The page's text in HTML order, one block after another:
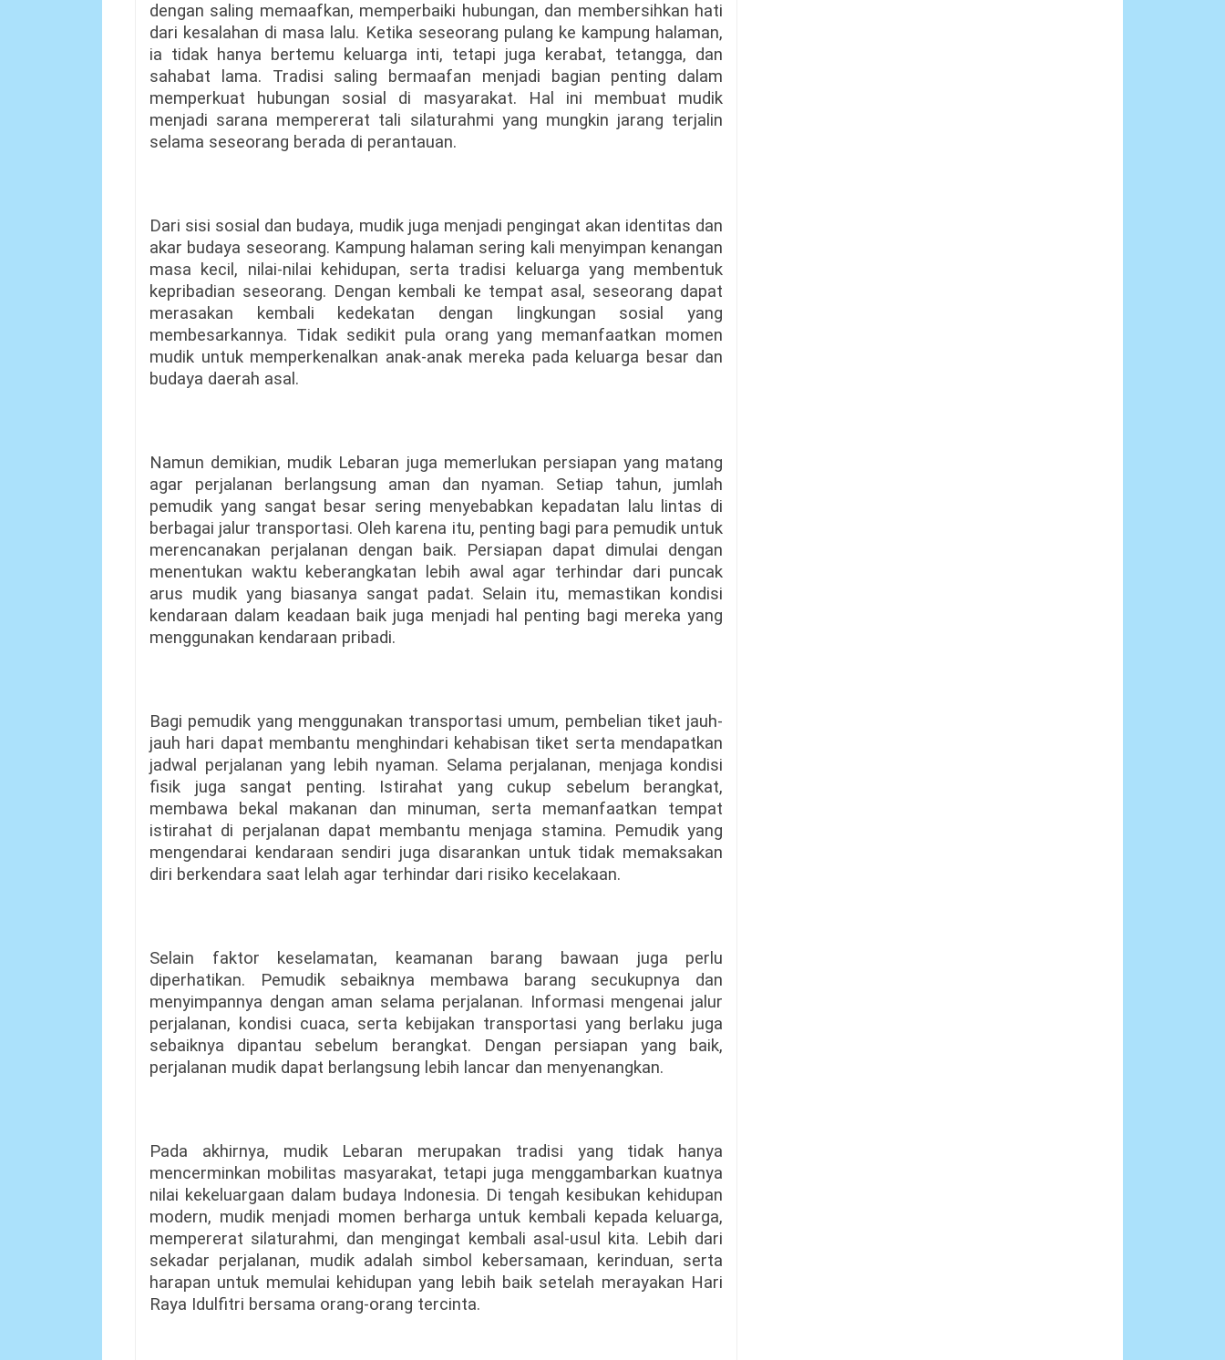
dengan saling memaafkan, memperbaiki hubungan, dan membersihkan hati
dari kesalahan di masa lalu. Ketika seseorang pulang ke kampung halaman,
ia tidak hanya bertemu keluarga inti, tetapi juga kerabat, tetangga, dan
sahabat lama. Tradisi saling bermaafan menjadi bagian penting dalam
memperkuat hubungan sosial di masyarakat. Hal ini membuat mudik
menjadi sarana mempererat tali silaturahmi yang mungkin jarang terjalin
selama seseorang berada di perantauan.
Dari sisi sosial dan budaya, mudik juga menjadi pengingat akan identitas dan
akar budaya seseorang. Kampung halaman sering kali menyimpan kenangan
masa kecil, nilai-nilai kehidupan, serta tradisi keluarga yang membentuk
kepribadian seseorang. Dengan kembali ke tempat asal, seseorang dapat
merasakan kembali kedekatan dengan lingkungan sosial yang
membesarkannya. Tidak sedikit pula orang yang memanfaatkan momen
mudik untuk memperkenalkan anak-anak mereka pada keluarga besar dan
budaya daerah asal.
Namun demikian, mudik Lebaran juga memerlukan persiapan yang matang
agar perjalanan berlangsung aman dan nyaman. Setiap tahun, jumlah
pemudik yang sangat besar sering menyebabkan kepadatan lalu lintas di
berbagai jalur transportasi. Oleh karena itu, penting bagi para pemudik untuk
merencanakan perjalanan dengan baik. Persiapan dapat dimulai dengan
menentukan waktu keberangkatan lebih awal agar terhindar dari puncak
arus mudik yang biasanya sangat padat. Selain itu, memastikan kondisi
kendaraan dalam keadaan baik juga menjadi hal penting bagi mereka yang
menggunakan kendaraan pribadi.
Bagi pemudik yang menggunakan transportasi umum, pembelian tiket jauh-
jauh hari dapat membantu menghindari kehabisan tiket serta mendapatkan
jadwal perjalanan yang lebih nyaman. Selama perjalanan, menjaga kondisi
fisik juga sangat penting. Istirahat yang cukup sebelum berangkat,
membawa bekal makanan dan minuman, serta memanfaatkan tempat
istirahat di perjalanan dapat membantu menjaga stamina. Pemudik yang
mengendarai kendaraan sendiri juga disarankan untuk tidak memaksakan
diri berkendara saat lelah agar terhindar dari risiko kecelakaan.
Selain faktor keselamatan, keamanan barang bawaan juga perlu
diperhatikan. Pemudik sebaiknya membawa barang secukupnya dan
menyimpannya dengan aman selama perjalanan. Informasi mengenai jalur
perjalanan, kondisi cuaca, serta kebijakan transportasi yang berlaku juga
sebaiknya dipantau sebelum berangkat. Dengan persiapan yang baik,
perjalanan mudik dapat berlangsung lebih lancar dan menyenangkan.
Pada akhirnya, mudik Lebaran merupakan tradisi yang tidak hanya
mencerminkan mobilitas masyarakat, tetapi juga menggambarkan kuatnya
nilai kekeluargaan dalam budaya Indonesia. Di tengah kesibukan kehidupan
modern, mudik menjadi momen berharga untuk kembali kepada keluarga,
mempererat silaturahmi, dan mengingat kembali asal-usul kita. Lebih dari
sekadar perjalanan, mudik adalah simbol kebersamaan, kerinduan, serta
harapan untuk memulai kehidupan yang lebih baik setelah merayakan Hari
Raya Idulfitri bersama orang-orang tercinta.